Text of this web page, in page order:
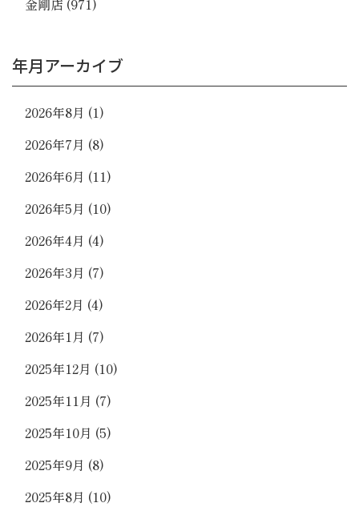
年月アーカイブ
2026年8月 (1)
2026年7月 (8)
2026年6月 (11)
2026年5月 (10)
2026年4月 (4)
2026年3月 (7)
2026年2月 (4)
2026年1月 (7)
2025年12月 (10)
2025年11月 (7)
2025年10月 (5)
2025年9月 (8)
2025年8月 (10)